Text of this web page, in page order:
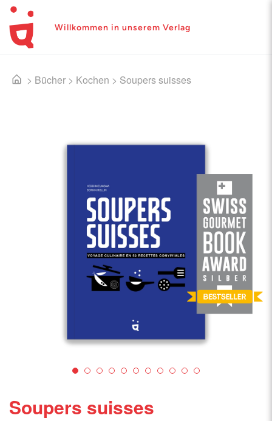
Willkommen in unserem Verlag
> Bücher > Kochen > Soupers suisses
Soupers suisses